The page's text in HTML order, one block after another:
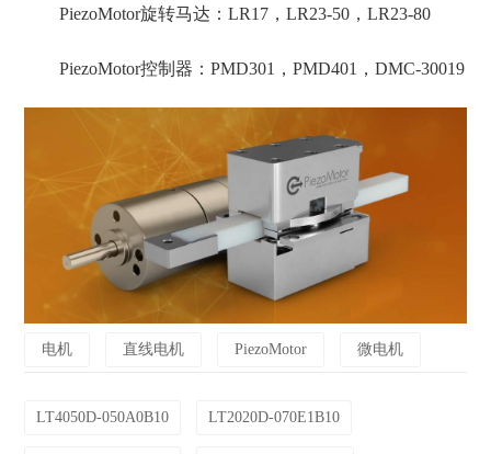
PiezoMotor旋转马达：LR17，LR23-50，LR23-80
PiezoMotor控制器：PMD301，PMD401，DMC-30019
电机 直线电机 PiezoMotor 微电机
LT4050D-050A0B10 LT2020D-070E1B10